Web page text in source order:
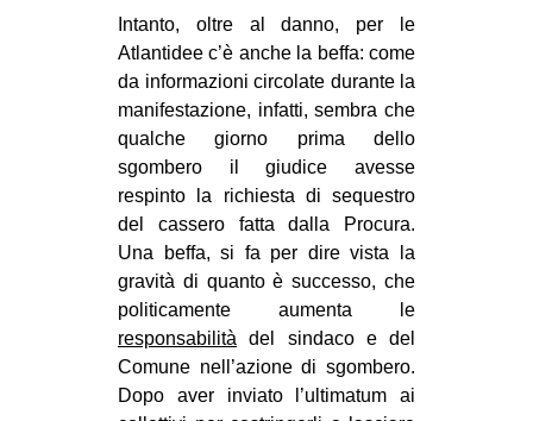
Intanto, oltre al danno, per le
Atlantidee c’è anche la beffa: come
da informazioni circolate durante la
manifestazione, infatti, sembra che
qualche giorno prima dello
sgombero il giudice avesse
respinto la richiesta di sequestro
del cassero fatta dalla Procura.
Una beffa, si fa per dire vista la
gravità di quanto è successo, che
politicamente aumenta le
responsabilità del sindaco e del
Comune nell’azione di sgombero.
Dopo aver inviato l’ultimatum ai